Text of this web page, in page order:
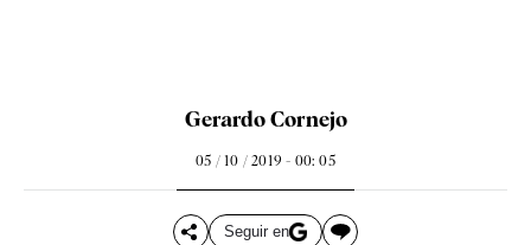
Gerardo Cornejo
05 / 10 / 2019 - 00: 05
Seguir en